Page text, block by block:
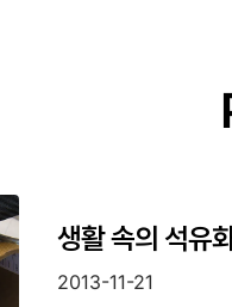
생활 속의 석유
2013-11-21